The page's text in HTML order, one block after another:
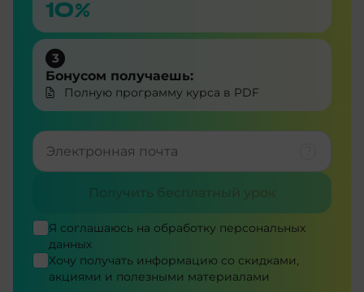
10%
3
Бонусом получаешь:
Полную программу курса в PDF
Я соглашаюсь на обработку персональных
данных
Хочу получать информацию со скидками,
акциями и полезными материалами